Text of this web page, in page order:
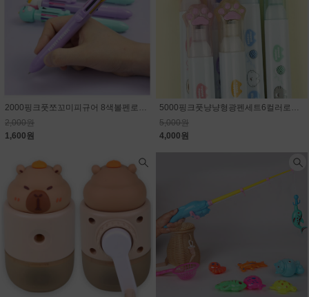
2000핑크풋쪼꼬미피규어 8색볼펜로그인시 15% 할인된 가격
2,000원
1,600원
5000핑크풋냥냥형광펜세트6컬러로그인시 20% 할인된 가격
5,000원
4,000원